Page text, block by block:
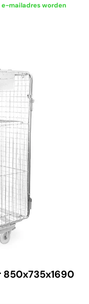
e-mailadres worden